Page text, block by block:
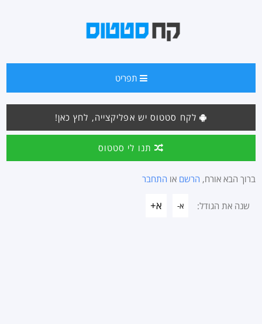
תפריט
לקח סטטוס יש אפליקצייה, לחץ כאן!
תנו לי סטטוס
ברוך הבא אורח, הרשם או התחבר
שנה את הגודל: א- א+